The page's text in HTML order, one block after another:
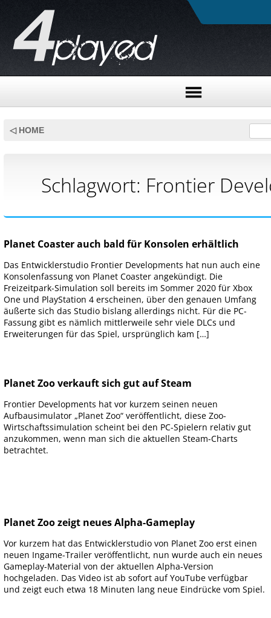
◁ HOME
Schlagwort: Frontier
Planet Coaster auch bald für Konsolen erhältlich
Das Entwicklerstudio Frontier Developments hat nun auch eine
Konsolenfassung von Planet Coaster angekündigt. Die
Freizeitpark-Simulation soll bereits im Sommer 2020 für Xbox
One und PlayStation 4 erscheinen, über den genauen Umfang
äußerte sich das Studio bislang allerdings nicht. Für die PC-
Fassung gibt es nämlich mittlerweile sehr viele DLCs und
Erweiterungen für das Spiel, ursprünglich kam […]
Planet Zoo verkauft sich gut auf Steam
Frontier Developments hat vor kurzem seinen neuen
Aufbausimulator „Planet Zoo“ veröffentlicht, diese Zoo-
Wirtschaftssimulation scheint bei den PC-Spielern relativ gut
anzukommen, wenn man sich die aktuellen Steam-Charts
betrachtet.
Planet Zoo zeigt neues Alpha-Gameplay
Vor kurzem hat das Entwicklerstudio von Planet Zoo erst einen
neuen Ingame-Trailer veröffentlicht, nun wurde auch ein neues
Gameplay-Material von der aktuellen Alpha-Version
hochgeladen. Das Video ist ab sofort auf YouTube verfügbar
und zeigt euch etwa 18 Minuten lang neue Eindrücke vom Spiel.